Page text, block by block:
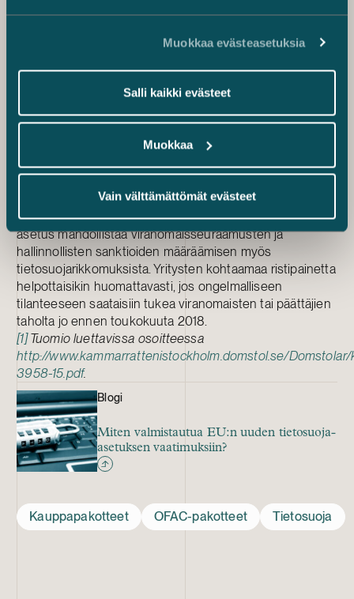
Muokkaa evästeasetuksia
Salli kaikki evästeet
Muokkaa
Vain välttämättömät evästeet
yritysten näkökulmasta erittäin epäkiitollinen. Yritys
liiketoimintaansa maantieteellisesti vai rikkooko se
kenties tietosuojavaatimuksia.
Yhdysvaltojen OFAC-pakotteiden noudattamatta
jättämisestä koituvien seuraamusten vuoksi
tietosuojavaatimusten rikkominen lienee yritysten
näkökulmasta tällä hetkellä kahdesta pahasta pienempi.
lähitulevaisuudessa toisin päin. Ensi vuoden
toukokuussa sovellettavaksi tuleva EU:n tietosuoja-
asetus mahdollistaa viranomaisseuraamusten ja
hallinnollisten sanktioiden määräämisen myös
tietosuojarikkomuksista. Yritysten kohtaamaa ristipainetta
helpottaisikin huomattavasti, jos ongelmalliseen
tilanteeseen saataisiin tukea viranomaisten tai päättäjien
taholta jo ennen toukokuuta 2018.
[1]Tuomio luettavissa osoitteessa
http://www.kammarrattenistockholm.domstol.se/
3958-15.pdf.
Blogi
Miten valmistautua EU:n uuden tietosuoja-
asetuksen vaatimuksiin?
Kauppapakotteet OFAC-pakotteet Tietosuoja